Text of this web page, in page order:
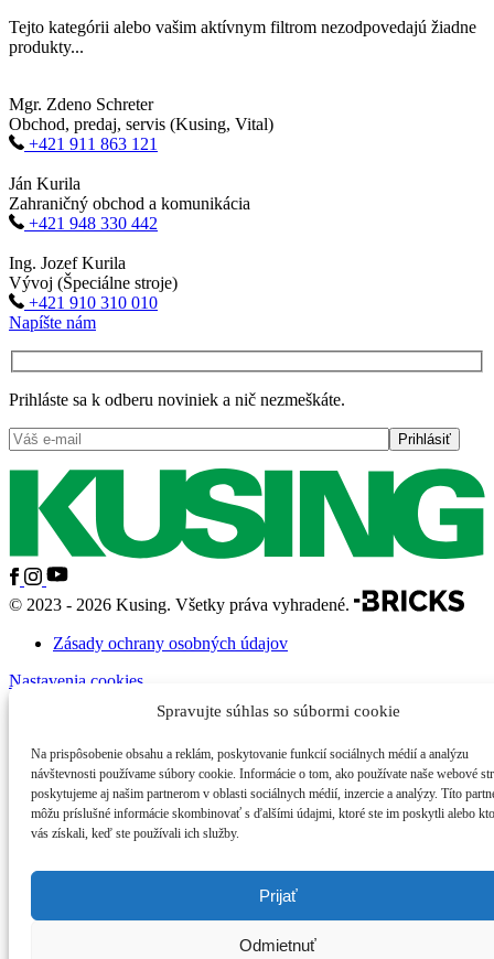
Spravujte súhlas so súbormi cookie
Na prispôsobenie obsahu a reklám, poskytovanie funkcií sociálnych médií a analýzu
návštevnosti používame súbory cookie. Informácie o tom, ako používate naše webové
poskytujeme aj našim partnerom v oblasti sociálnych médií, inzercie a analýzy. Títo
môžu príslušné informácie skombinovať s ďalšími údajmi, ktoré ste im poskytli alebo
vás získali, keď ste používali ich služby.
Prijať
Odmietnuť
Tejto kategórii alebo vašim aktívnym filtrom nezodpovedajú žiadne
produkty...
Mgr. Zdeno Schreter
Obchod, predaj, servis (Kusing, Vital)
+421 911 863 121
Ján Kurila
Zahraničný obchod a komunikácia
+421 948 330 442
Ing. Jozef Kurila
Vývoj (Špeciálne stroje)
+421 910 310 010
Napíšte nám
Prihláste sa k odberu noviniek a nič nezmeškáte.
© 2023 - 2026 Kusing. Všetky práva vyhradené.
Zásady ochrany osobných údajov
Nastavenia cookies
kusing.jan@gmail.com +421 948 330 442 Ostatné kontaktné
informácie